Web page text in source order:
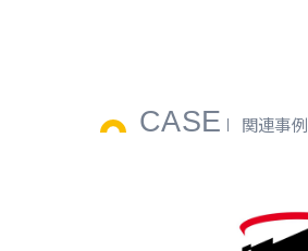
CASE 関連事例